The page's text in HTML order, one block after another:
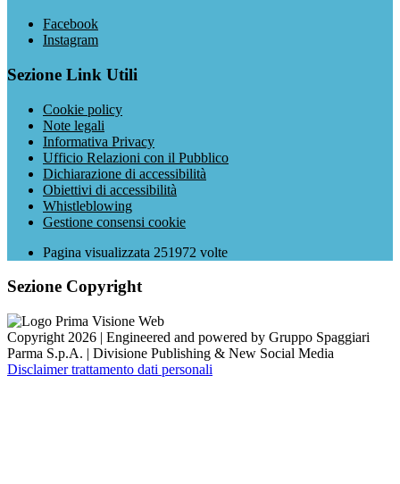
Facebook
Instagram
Sezione Link Utili
Cookie policy
Note legali
Informativa Privacy
Ufficio Relazioni con il Pubblico
Dichiarazione di accessibilità
Obiettivi di accessibilità
Whistleblowing
Gestione consensi cookie
Pagina visualizzata 251972 volte
Sezione Copyright
Copyright 2026 | Engineered and powered by Gruppo Spaggiari
Parma S.p.A. | Divisione Publishing & New Social Media
Disclaimer trattamento dati personali